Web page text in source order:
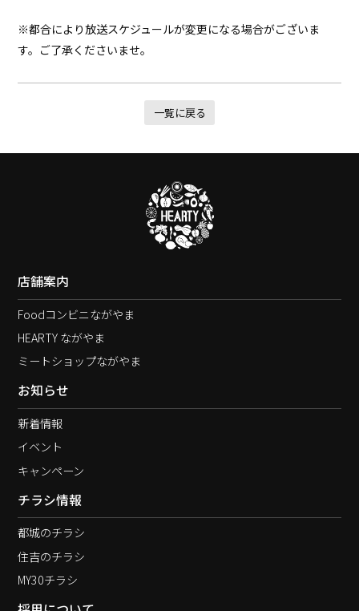
※都合により放送スケジュールが変更になる場合がございま
す。ご了承くださいませ。
一覧に戻る
店舗案内
Foodコンビニながやま
HEARTY ながやま
ミートショップながやま
お知らせ
新着情報
イベント
キャンペーン
チラシ情報
都城のチラシ
住吉のチラシ
MY30チラシ